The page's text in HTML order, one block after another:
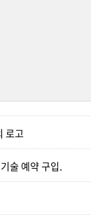
로고
술 예약 구입.